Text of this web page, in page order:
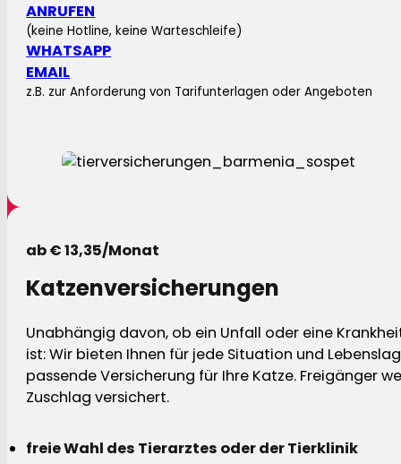
ANRUFEN
(keine Hotline, keine Warteschleife)
WHATSAPP
EMAIL
z.B. zur Anforderung von Tarifunterlagen oder Angeboten
ab € 13,35/Monat
Katzenversicherungen
Unabhängig davon, ob ein Unfall oder eine
ist: Wir bieten Ihnen für jede Situation und
passende Versicherung für Ihre Katze. Freigänger
Zuschlag versichert.
freie Wahl des Tierarztes oder der Tierklinik